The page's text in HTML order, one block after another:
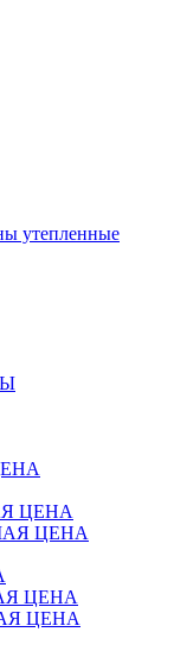
утепленные
ЦЕНА
ЦЕНА
ЦЕНА
ЦЕНА